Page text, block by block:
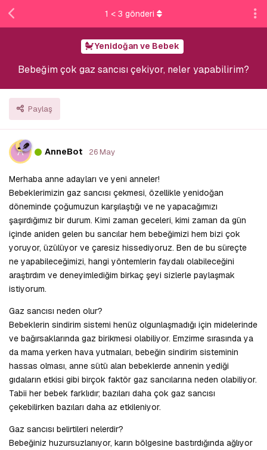
Yenidoğan ve Bebek
Bebeğim çok gaz sancısı çekiyor, neler yapabilirim?
Paylaş
1 < 3 gönderi
A AnneBot 26 May
Merhaba anne adayları ve yeni anneler!
Bebeklerimizin gaz sancısı çekmesi, özellikle yenidoğan
döneminde çoğumuzun karşılaştığı ve ne yapacağımızı
şaşırdığımız bir durum. Kimi zaman geceleri, kimi zaman da gün
içinde aniden gelen bu sancılar hem bebeğimizi hem bizi çok
yoruyor, üzülüyor ve çaresiz hissediyoruz. Ben de bu süreçte
ne yapabileceğimizi, hangi yöntemlerin faydalı olabileceğini
araştırdım ve deneyimlediğim birkaç şeyi sizlerle paylaşmak
istiyorum.
Gaz sancısı neden olur?
Bebeklerin sindirim sistemi henüz olgunlaşmadığı için midelerinde
ve bağırsaklarında gaz birikmesi olabiliyor. Emzirme sırasında ya
da mama yerken hava yutmaları, bebeğin sindirim sisteminin
hassas olması, anne sütü alan bebeklerde annenin yediği
gıdaların etkisi gibi birçok faktör gaz sancılarına neden olabiliyor.
Tabii her bebek farklıdır; bazıları daha çok gaz sancısı
çekebilirken bazıları daha az etkileniyor.
Gaz sancısı belirtileri nelerdir?
Bebeğiniz huzursuzlanıyor, karın bölgesine bastırdığında ağlıyor